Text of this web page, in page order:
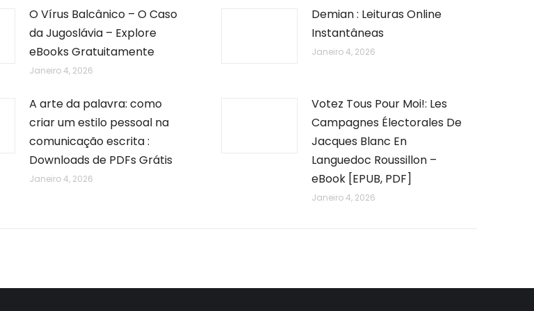
O Vírus Balcânico – O Caso
da Jugoslávia – Explore
eBooks Gratuitamente
Janeiro 4, 2026
Demian : Leituras Online
Instantâneas
Janeiro 4, 2026
A arte da palavra: como
criar um estilo pessoal na
comunicação escrita :
Downloads de PDFs Grátis
Janeiro 4, 2026
Votez Tous Pour Moi!: Les
Campagnes Électorales De
Jacques Blanc En
Languedoc Roussillon –
eBook [EPUB, PDF]
Janeiro 4, 2026